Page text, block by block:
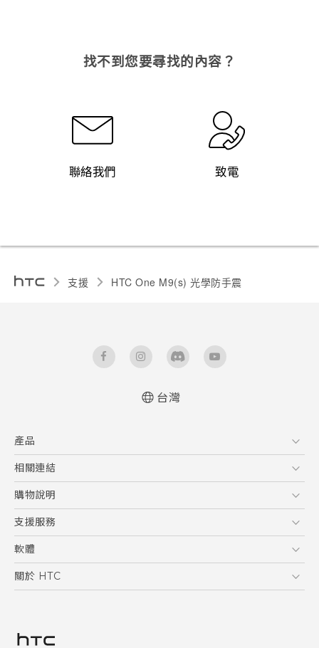
找不到您要尋找的內容？
聯絡我們 致電
支援 HTC One M9(s) 光學防手震‎
台灣
產品
5G
智慧型手機
配件
相關連結
HTC Research
購物說明
購物須知
訂單管理
付款方式
支援服務
到府收送維修服務
服務中心資訊
客戶服務佈告欄
軟體
應用程式
HTC Sync Manager
關於 HTC
投資人